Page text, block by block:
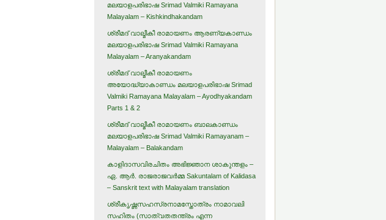
മലയാളപരിഭാഷ Srimad Valmiki Ramayana
Malayalam – Kishkindhakandam
ശ്രീമദ് വാല്മീകീ രാമായണം ആരണ്യകാണ്ഡം
മലയാളപരിഭാഷ Srimad Valmiki Ramayana
Malayalam – Aranyakandam
ശ്രീമദ് വാല്മീകീ രാമായണം
അയോദ്ധ്യാകാണ്ഡം മലയാളപരിഭാഷ Srimad
Valmiki Ramayana Malayalam – Ayodhyakandam
Parts 1 & 2
ശ്രീമദ് വാല്മീകീ രാമായണം ബാലകാണ്ഡം
മലയാളപരിഭാഷ Srimad Valmiki Ramayanam –
Malayalam – Balakandam
കാളിദാസവിരചിതം അഭിജ്ഞാന ശാകുന്തളം –
ഏ. ആര്‍. രാജരാജവര്‍മ്മ Sakuntalam of Kalidasa
– Sanskrit text with Malayalam translation
ശ്രീകൃഷ്ണസഹസ്രനാമസ്തോത്രം നാമാവലി
സഹിതം (സാത്വതതന്ത്രം എന്ന